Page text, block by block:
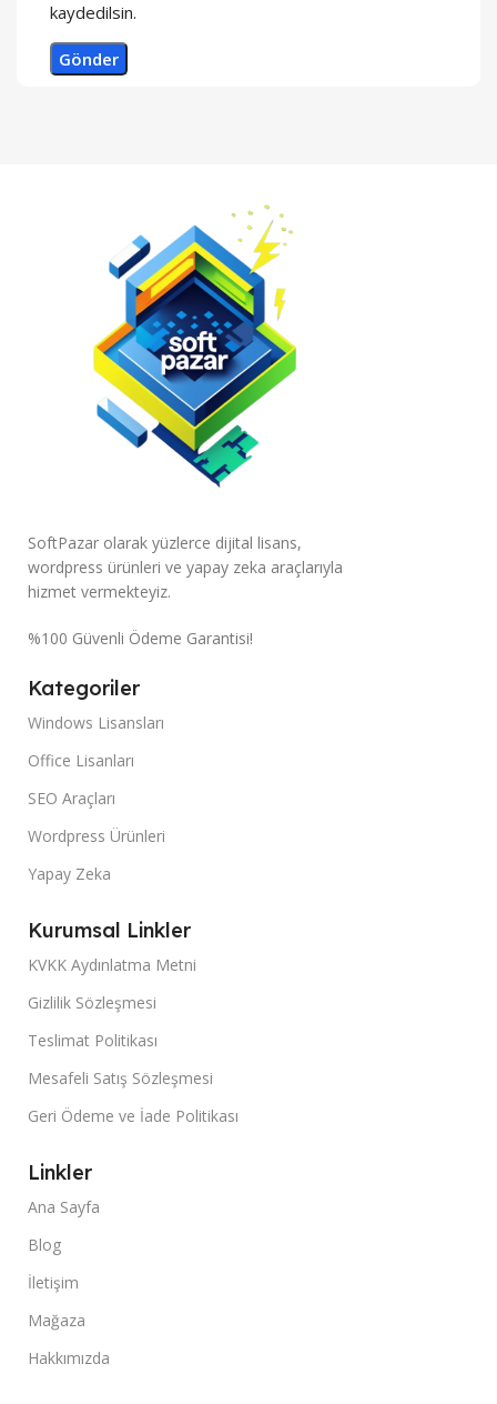
kaydedilsin.
SoftPazar olarak yüzlerce dijital lisans,
wordpress ürünleri ve yapay zeka araçlarıyla
hizmet vermekteyiz.
%100 Güvenli Ödeme Garantisi!
Kategoriler
Windows Lisansları
Office Lisanları
SEO Araçları
Wordpress Ürünleri
Yapay Zeka
Kurumsal Linkler
KVKK Aydınlatma Metni
Gizlilik Sözleşmesi
Teslimat Politikası
Mesafeli Satış Sözleşmesi
Geri Ödeme ve İade Politikası
Linkler
Ana Sayfa
Blog
İletişim
Mağaza
Hakkımızda